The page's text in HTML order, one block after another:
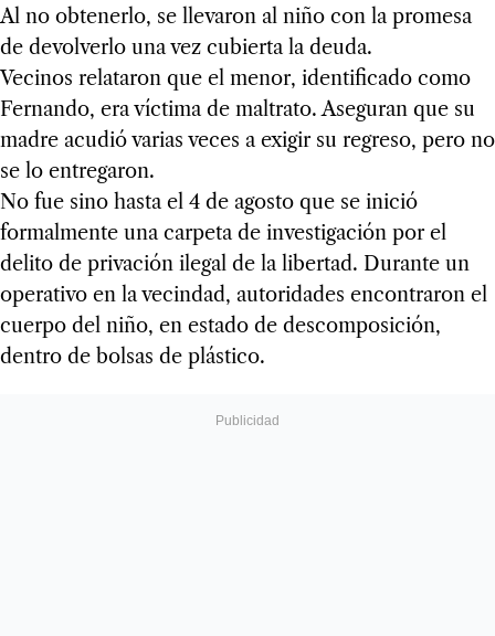
Al no obtenerlo, se llevaron al niño con la promesa
de devolverlo una vez cubierta la deuda.
Vecinos relataron que el menor, identificado como
Fernando, era víctima de maltrato. Aseguran que su
madre acudió varias veces a exigir su regreso, pero no
se lo entregaron.
No fue sino hasta el 4 de agosto que se inició
formalmente una carpeta de investigación por el
delito de privación ilegal de la libertad. Durante un
operativo en la vecindad, autoridades encontraron el
cuerpo del niño, en estado de descomposición,
dentro de bolsas de plástico.